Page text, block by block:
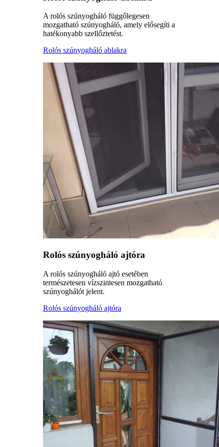
A rolós szúnyogháló függőlegesen
mozgatható szúnyogháló, amely elősegíti a
hatékonyabb szellőztetést.
Rolós szúnyogháló ablakra
Rolós szúnyogháló ajtóra
A rolós szúnyogháló ajtó esetében
természetesen vízszintesen mozgatható
szúnyoghálót jelent.
Rolós szúnyogháló ajtóra